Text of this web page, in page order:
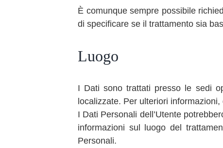
È comunque sempre possibile
di specificare se il trattamento sia
Luogo
I Dati sono trattati presso le sedi
localizzate. Per ulteriori informazioni,
I Dati Personali dell’Utente
informazioni sul luogo del
Personali.